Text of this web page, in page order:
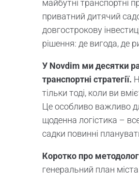
майбутні транспортні
приватний дитячий
довгострокову
рішення: де вигода, де
У Novdim ми десятки
транспортні стратегії.
тільки тоді, коли ви
Це особливо важливо
щоденна логістика –
садки повинні
Коротко про
генеральний план